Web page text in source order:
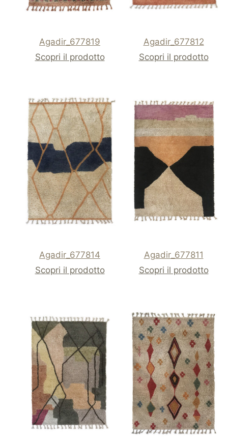
Agadir_677819
Scopri il prodotto
Agadir_677812
Scopri il prodotto
Agadir_677814
Scopri il prodotto
Agadir_677811
Scopri il prodotto